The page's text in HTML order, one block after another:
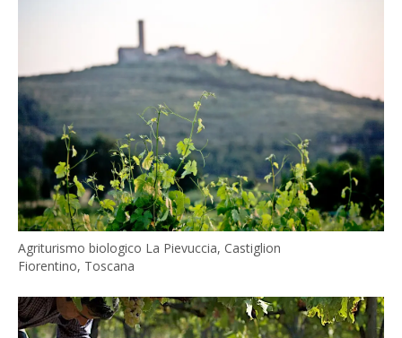
Agriturismo biologico La Pievuccia, Castiglion
Fiorentino, Toscana